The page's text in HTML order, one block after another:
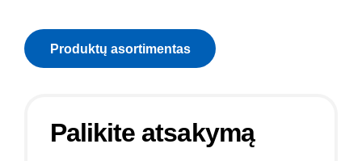
Produktų asortimentas
Palikite atsakymą